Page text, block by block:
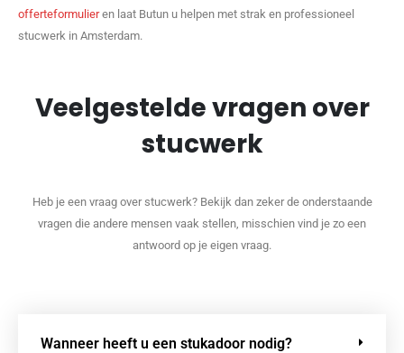
offerteformulieren laat Butun u helpen met strak en professioneel
stucwerk in Amsterdam.
Veelgestelde vragen over
stucwerk
Heb je een vraag over stucwerk? Bekijk dan zeker de onderstaande
vragen die andere mensen vaak stellen, misschien vind je zo een
antwoord op je eigen vraag.
Wanneer heeft u een stukadoor nodig?